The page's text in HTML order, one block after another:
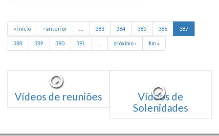
« início ‹ anterior 383 384 385 386 387
388 389 390 391 próximo › fim »
Vídeos de reuniões
Vídeos de
Solenidades